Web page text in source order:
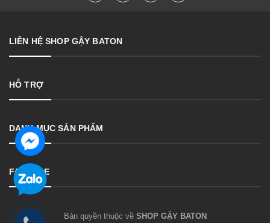
LIÊN HỆ SHOP GẬY BATON
HỖ TRỢ
DANH MỤC SẢN PHẨM
FANPAGE
Bản quyền thuộc về SHOP GẬY BATON